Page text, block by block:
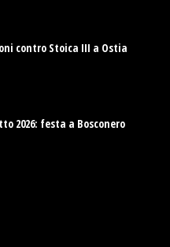
contro Stoica III a Ostia
2026: festa a Bosconero